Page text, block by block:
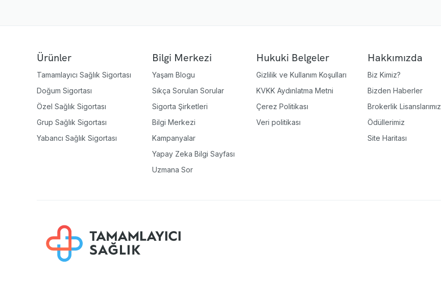
Ürünler
Tamamlayıcı Sağlık Sigortası
Doğum Sigortası
Özel Sağlık Sigortası
Grup Sağlık Sigortası
Yabancı Sağlık Sigortası
Bilgi Merkezi
Yaşam Blogu
Sıkça Sorulan Sorular
Sigorta Şirketleri
Bilgi Merkezi
Kampanyalar
Yapay Zeka Bilgi Sayfası
Uzmana Sor
Hukuki Belgeler
Gizlilik ve Kullanım Koşulları
KVKK Aydınlatma Metni
Çerez Politikası
Veri politikası
Hakkımızda
Biz Kimiz?
Bizden Haberler
Brokerlik Lisanslarımız
Ödüllerimiz
Site Haritası